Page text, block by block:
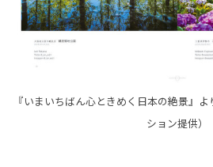
『いまいちばん心ときめく日本の絶景』
ション提供）